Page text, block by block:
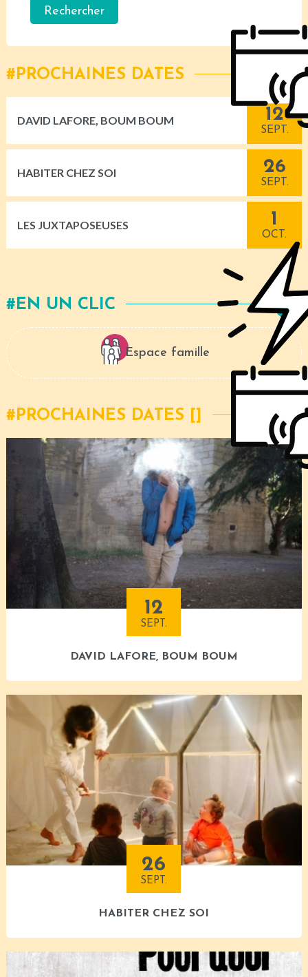
PROCHAINES DATES
DAVID LAFORE, BOUM BOUM 12
SEPT.
HABITER CHEZ SOI 26
SEPT.
LES JUXTAPOSEUSES 1
OCT.
EN UN CLIC
Espace famille
PROCHAINES DATES [
12
SEPT.
DAVID LAFORE, BOUM BOUM
26
SEPT.
HABITER CHEZ SOI